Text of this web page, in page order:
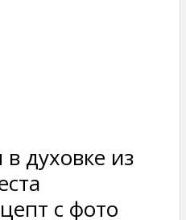
духовке из
с фото